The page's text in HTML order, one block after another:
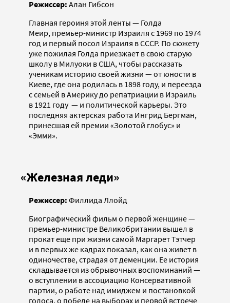
Режиссер: Алан Гибсон
Главная героиня этой ленты — Голда
Меир, премьер-министр Израиля с 1969 по 1974
год и первый посол Израиля в СССР. По сюжету
уже пожилая Голда приезжает в свою старую
школу в Милуоки в США, чтобы рассказать
ученикам историю своей жизни — от юности в
Киеве, где она родилась в 1898 году, и переезда
с семьей в Америку до репатриации в Израиль
в 1921 году — и политической карьеры. Это
последняя актерская работа Ингрид Бергман,
принесшая ей премии «Золотой глобус» и
«Эмми».
«Железная леди»
Режиссер: Филлида Ллойд
Биографический фильм о первой женщине —
премьер-министре Великобритании вышел в
прокат еще при жизни самой Маргарет Тэтчер
и в первых же кадрах показал, как она живет в
одиночестве, страдая от деменции. Ее история
складывается из обрывочных воспоминаний —
о вступлении в ассоциацию Консервативной
партии, о работе над имиджем и постановкой
голоса, о победе на выборах и первой встрече